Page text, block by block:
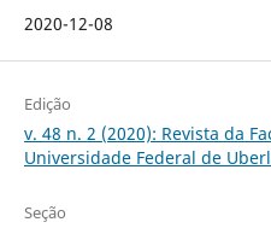
2020-12-08
Edição
v. 48 n. 2 (2020): Revista da
Universidade Federal de
Seção